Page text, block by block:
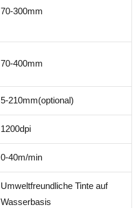
70-300mm
70-400mm
5-210mm(optional)
1200dpi
0-40m/min
Umweltfreundliche Tinte auf
Wasserbasis